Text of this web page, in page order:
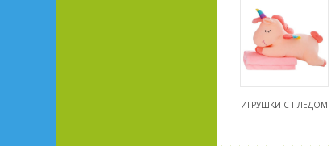
ИГРУШКИ С ПЛЕДОМ